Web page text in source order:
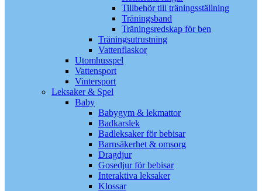
Tillbehör till träningsställning
Träningsband
Träningsredskap för ben
Träningsutrustning
Vattenflaskor
Utomhusspel
Vattensport
Vintersport
Leksaker & Spel
Baby
Babygym & lekmattor
Badkarslek
Badleksaker för bebisar
Barnsäkerhet & omsorg
Dragdjur
Gosedjur för bebisar
Interaktiva leksaker
Klossar